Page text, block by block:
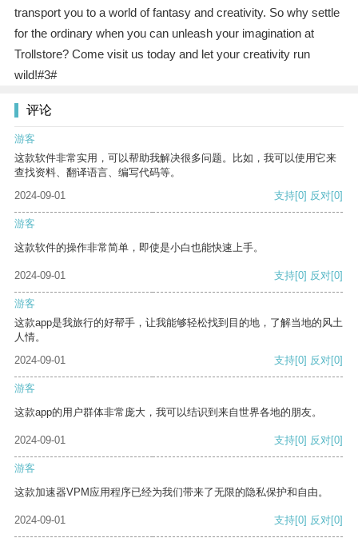
transport you to a world of fantasy and creativity. So why settle
for the ordinary when you can unleash your imagination at
Trollstore? Come visit us today and let your creativity run
wild!#3#
评论
游客
这款软件非常实用，可以帮助我解决很多问题。比如，我可以使用它来
查找资料、翻译语言、编写代码等。
2024-09-01
支持[0] 反对[0]
游客
这款软件的操作非常简单，即使是小白也能快速上手。
2024-09-01 支持[0] 反对[0]
游客
这款app是我旅行的好帮手，让我能够轻松找到目的地，了解当地的风土
人情。
2024-09-01
支持[0] 反对[0]
游客
这款app的用户群体非常庞大，我可以结识到来自世界各地的朋友。
2024-09-01 支持[0] 反对[0]
游客
这款加速器VPM应用程序已经为我们带来了无限的隐私保护和自由。
2024-09-01 支持[0] 反对[0]